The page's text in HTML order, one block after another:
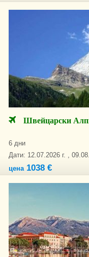
Швейцарски
6 дни
Дати: 12.07.2026 г. ,
цена1038 €